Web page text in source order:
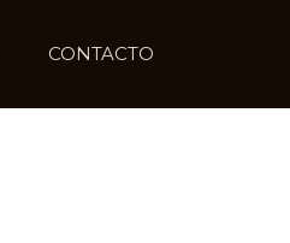
CONTACTO